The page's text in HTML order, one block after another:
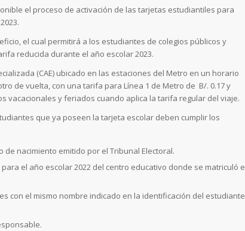
el proceso de activación de las tarjetas estudiantiles para
el cual permitirá a los estudiantes de colegios públicos y
reducida durante el año escolar 2023.
(CAE) ubicado en las estaciones del Metro en un horario
de vuelta, con una tarifa para Línea 1 de Metro de B/. 0.17 y
vacacionales y feriados cuando aplica la tarifa regular del viaje.
que ya poseen la tarjeta escolar deben cumplir los
nacimiento emitido por el Tribunal Electoral.
el año escolar 2022 del centro educativo donde se matriculó
con el mismo nombre indicado en la identificación del estudiante